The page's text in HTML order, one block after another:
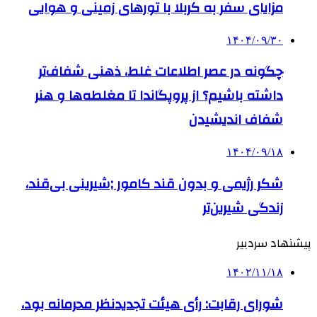
مزایای سفر به کربلا با تورهای زمینی و هوایی
۱۴۰۴/۰۹/۳۰
چگونه در عصر اطلاعات غلط، ذهنی شفاف‌تر
داشته باشیم؟ از پروپگاندا تا مغلطه‌ها و هنر
شفاف اندیشیدن
۱۴۰۴/۰۹/۱۸
شکر رژیمی و بدون قند کامور ;شیرینی بی‌قند،
زندگی شیرین‌تر
پیشنهاد سردبیر
۱۴۰۲/۱۱/۱۸
شورای رقابت: رأی هیئت تجدیدنظر محرمانه بود،